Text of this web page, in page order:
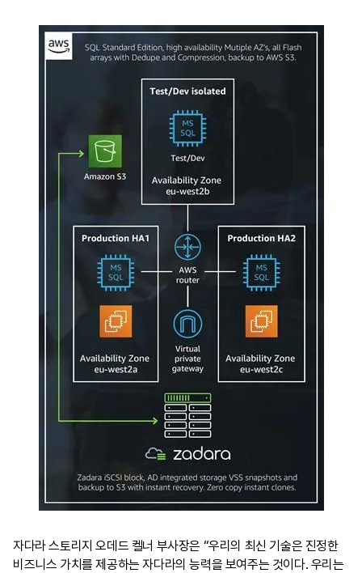
자다라 스토리지 오데드 켈너 부사장은 “우리의 최신 기술은 진정한
비즈니스 가치를 제공하는 자다라의 능력을 보여주는 것이다. 우리는